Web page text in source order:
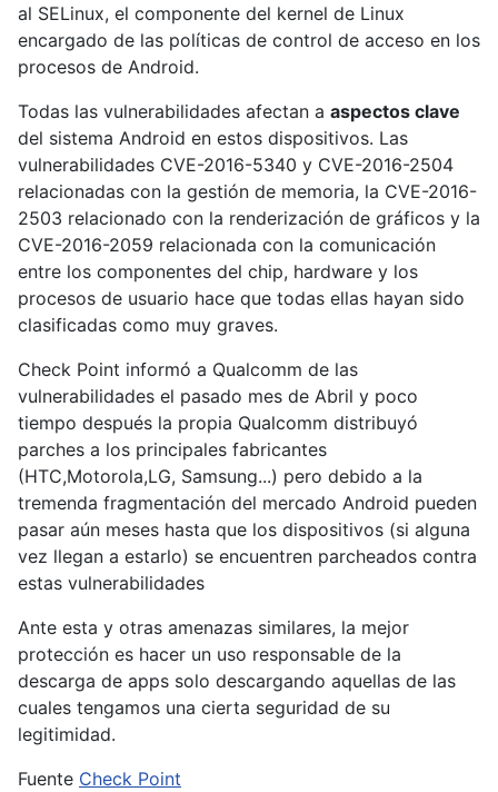
al SELinux, el componente del kernel de Linux
encargado de las políticas de control de acceso en los
procesos de Android.
Todas las vulnerabilidades afectan a aspectos clave
del sistema Android en estos dispositivos. Las
vulnerabilidades CVE-2016-5340 y CVE-2016-2504
relacionadas con la gestión de memoria, la CVE-2016-
2503 relacionado con la renderización de gráficos y la
CVE-2016-2059 relacionada con la comunicación
entre los componentes del chip, hardware y los
procesos de usuario hace que todas ellas hayan sido
clasificadas como muy graves.
Check Point informó a Qualcomm de las
vulnerabilidades el pasado mes de Abril y poco
tiempo después la propia Qualcomm distribuyó
parches a los principales fabricantes
(HTC,Motorola,LG, Samsung...) pero debido a la
tremenda fragmentación del mercado Android pueden
pasar aún meses hasta que los dispositivos (si alguna
vez llegan a estarlo) se encuentren parcheados contra
estas vulnerabilidades
Ante esta y otras amenazas similares, la mejor
protección es hacer un uso responsable de la
descarga de apps solo descargando aquellas de las
cuales tengamos una cierta seguridad de su
legitimidad.
Fuente Check Point